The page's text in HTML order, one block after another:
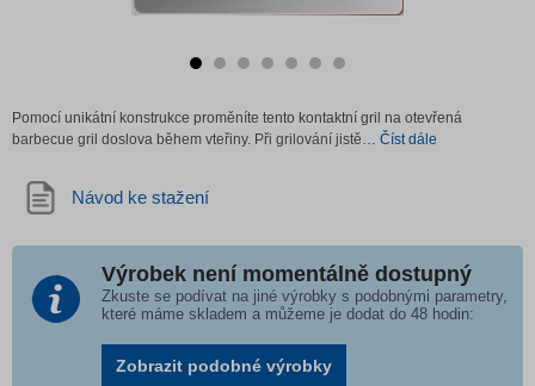
Pomocí unikátní konstrukce proměníte tento kontaktní gril na otevřená
barbecue gril doslova během vteřiny. Při grilování jistě… Číst dále
Návod ke stažení
Výrobek není momentálně dostupný
Zkuste se podívat na jiné výrobky s podobnými parametry,
které máme skladem a můžeme je dodat do 48 hodin:
Zobrazit podobné výrobky